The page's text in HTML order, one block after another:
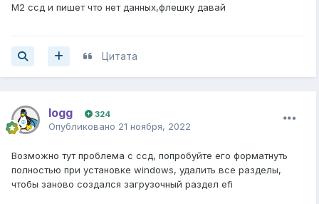
М2 ссд и пишет что нет данных,флешку давай
Цитата
logg 324
Опубликовано 21 ноября, 2022
Возможно тут проблема с ссд, попробуйте его форматнуть
полностью при установке windows, удалить все разделы,
чтобы заново создался загрузочный раздел efi